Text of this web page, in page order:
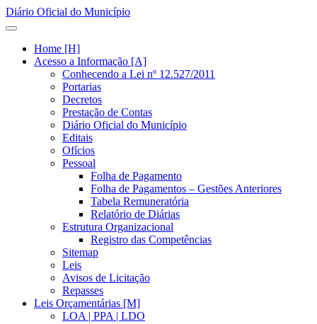
Diário Oficial do Município
Home [H]
Acesso a Informação [A]
Conhecendo a Lei nº 12.527/2011
Portarias
Decretos
Prestação de Contas
Diário Oficial do Município
Editais
Ofícios
Pessoal
Folha de Pagamento
Folha de Pagamentos – Gestões Anteriores
Tabela Remuneratória
Relatório de Diárias
Estrutura Organizacional
Registro das Competências
Sitemap
Leis
Avisos de Licitação
Repasses
Leis Orçamentárias [M]
LOA | PPA | LDO